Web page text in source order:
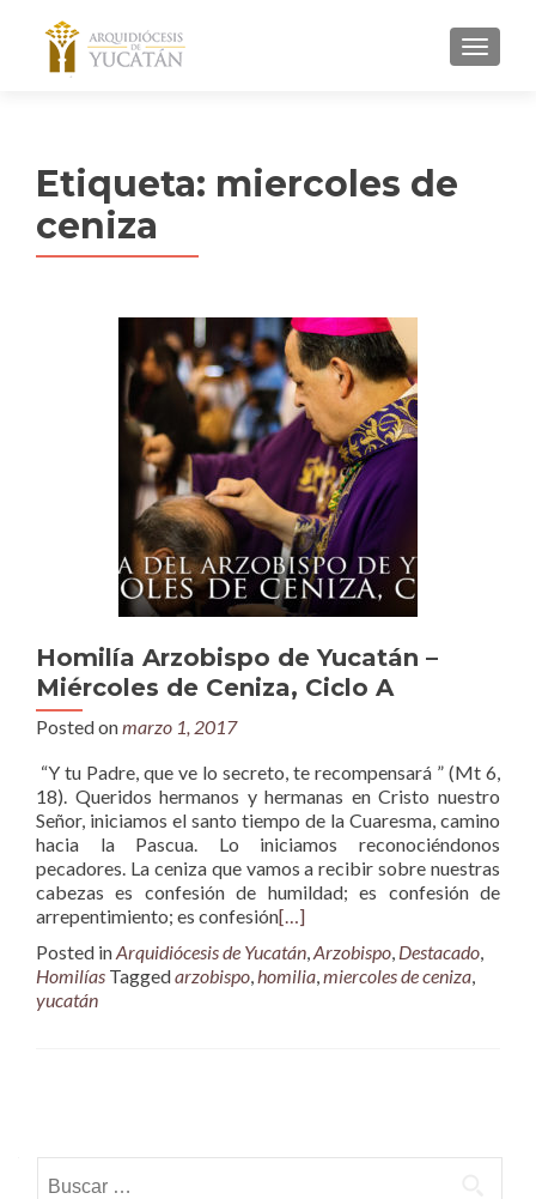
MENU
Etiqueta: miercoles de
ceniza
Homilía Arzobispo de Yucatán –
Miércoles de Ceniza, Ciclo A
Posted onmarzo 1, 2017
“Y tu Padre, que ve lo secreto, te recompensará ” (Mt 6,
18). Queridos hermanos y hermanas en Cristo nuestro
Señor, iniciamos el santo tiempo de la Cuaresma, camino
hacia la Pascua. Lo iniciamos reconociéndonos
pecadores. La ceniza que vamos a recibir sobre nuestras
cabezas es confesión de humildad; es confesión de
arrepentimiento; es confesión[…]
Posted inArquidiócesis de Yucatán,Arzobispo, Destacado,
Homilías Taggedarzobispo,homilia,miercoles de ceniza,
yucatán
navigation